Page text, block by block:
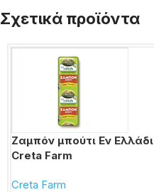
Σχετικά προϊόντα
Ζαμπόν μπούτι Εν Ελλάδι
Creta Farm
Creta Farm